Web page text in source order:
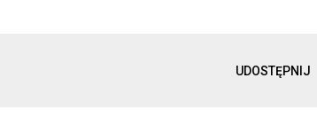
UDOSTĘPNIJ